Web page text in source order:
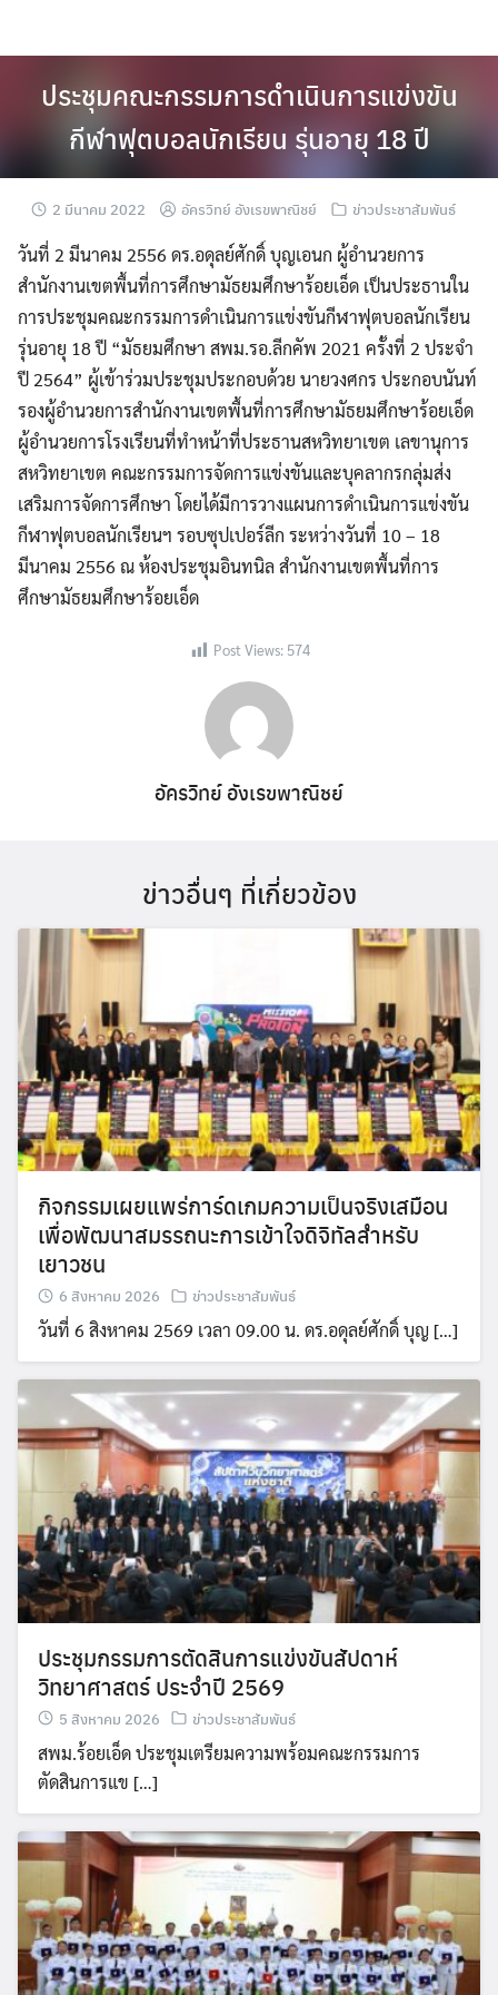
Search
Search
ประชุมคณะกรรมการดำเนินการแข่งขัน
กีฬาฟุตบอลนักเรียน รุ่นอายุ 18 ปี
2 มีนาคม 2022 อัครวิทย์ อังเรขพาณิชย์ ข่าวประชาสัมพันธ์
วันที่ 2 มีนาคม 2556 ดร.อดุลย์ศักดิ์ บุญเอนก ผู้อำนวยการ
สำนักงานเขตพื้นที่การศึกษามัธยมศึกษาร้อยเอ็ด เป็นประธานใน
การประชุมคณะกรรมการดำเนินการแข่งขันกีฬาฟุตบอลนักเรียน
รุ่นอายุ 18 ปี “มัธยมศึกษา สพม.รอ.ลีกคัพ 2021 ครั้งที่ 2 ประจำ
ปี 2564” ผู้เข้าร่วมประชุมประกอบด้วย นายวงศกร ประกอบนันท์
รองผู้อำนวยการสำนักงานเขตพื้นที่การศึกษามัธยมศึกษาร้อยเอ็ด
ผู้อำนวยการโรงเรียนที่ทำหน้าที่ประธานสหวิทยาเขต เลขานุการ
สหวิทยาเขต คณะกรรมการจัดการแข่งขันและบุคลากรกลุ่มส่ง
เสริมการจัดการศึกษา โดยได้มีการวางแผนการดำเนินการแข่งขัน
กีฬาฟุตบอลนักเรียนฯ รอบซุปเปอร์ลีก ระหว่างวันที่ 10 – 18
มีนาคม 2556 ณ ห้องประชุมอินทนิล สำนักงานเขตพื้นที่การ
ศึกษามัธยมศึกษาร้อยเอ็ด
Post Views: 574
อัครวิทย์ อังเรขพาณิชย์
ข่าวอื่นๆ ที่เกี่ยวข้อง
กิจกรรมเผยแพร่การ์ดเกมความเป็นจริงเสมือน
เพื่อพัฒนาสมรรถนะการเข้าใจดิจิทัลสำหรับ
เยาวชน
6 สิงหาคม 2026 ข่าวประชาสัมพันธ์
วันที่ 6 สิงหาคม 2569 เวลา 09.00 น. ดร.อดุลย์ศักดิ์ บุญ […]
ประชุมกรรมการตัดสินการแข่งขันสัปดาห์
วิทยาศาสตร์ ประจำปี 2569
5 สิงหาคม 2026 ข่าวประชาสัมพันธ์
สพม.ร้อยเอ็ด ประชุมเตรียมความพร้อมคณะกรรมการ
ตัดสินการแข […]